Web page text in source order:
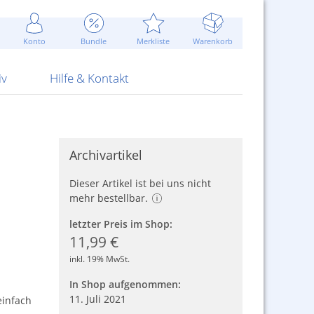
Konto Bundle Merkliste Warenkorb
Attrappen Blitzschnell...
Sommerpreise u.v.m.
ARS Pirotecnia
Hilfe & Kontakt
Kontaktformular
AGB
Archivartikel
Dieser Artikel ist bei uns nicht
mehr bestellbar.
letzter Preis im Shop:
11,99 €
inkl. 19% MwSt.
In Shop aufgenommen:
11. Juli 2021